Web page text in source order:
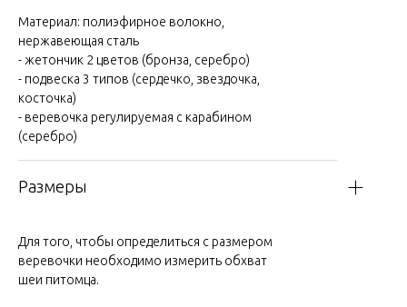
Материал: полиэфирное волокно,
нержавеющая сталь
- жетончик 2 цветов (бронза, серебро)
- подвеска 3 типов (сердечко, звездочка,
косточка)
- веревочка регулируемая с карабином
(серебро)
Размеры
Для того, чтобы определиться с размером
веревочки необходимо измерить обхват
шеи питомца.